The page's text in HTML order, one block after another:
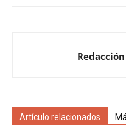
Artículo relacionados